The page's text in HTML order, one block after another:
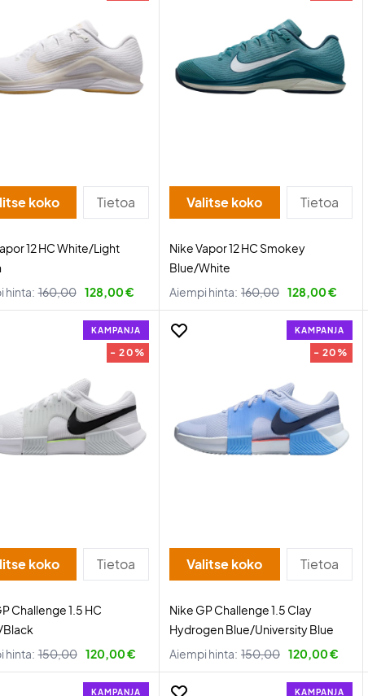
koko Tietoa
12 HC White/Light
hinta: 160,00 128,00 €
Valitse koko Tietoa
Nike Vapor 12 HC Smokey
Blue/White
Aiempi hinta: 160,00 128,00 €
KAMPANJA
- 20%
koko Tietoa
Challenge 1.5 HC
hinta: 150,00 120,00 €
KAMPANJA
- 20%
Valitse koko Tietoa
Nike GP Challenge 1.5 Clay
Hydrogen Blue/University Blue
Aiempi hinta: 150,00 120,00 €
KAMPANJA KAMPANJA